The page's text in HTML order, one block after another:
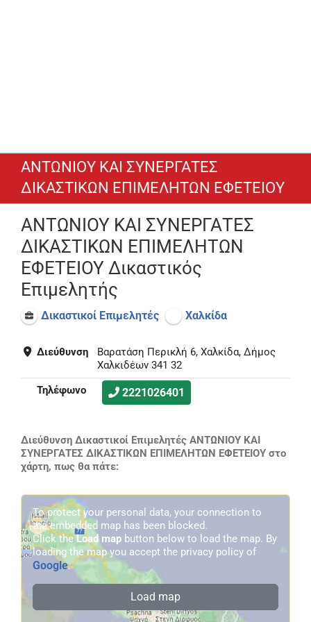
ΑΝΤΩΝΙΟΥ ΚΑΙ ΣΥΝΕΡΓΑΤΕΣ
ΔΙΚΑΣΤΙΚΩΝ ΕΠΙΜΕΛΗΤΩΝ ΕΦΕΤΕΙΟΥ
ΑΝΤΩΝΙΟΥ ΚΑΙ ΣΥΝΕΡΓΑΤΕΣ
ΔΙΚΑΣΤΙΚΩΝ ΕΠΙΜΕΛΗΤΩΝ
ΕΦΕΤΕΙΟΥ Δικαστικός
Επιμελητής
Δικαστικοί Επιμελητές Χαλκίδα
Διεύθυνση
Βαρατάση Περικλή 6, Χαλκίδα, Δήμος
Χαλκιδέων 341 32
Τηλέφωνο
2221026401
Διεύθυνση Δικαστικοί Επιμελητές ΑΝΤΩΝΙΟΥ ΚΑΙ
ΣΥΝΕΡΓΑΤΕΣ ΔΙΚΑΣΤΙΚΩΝ ΕΠΙΜΕΛΗΤΩΝ ΕΦΕΤΕΙΟΥ στο
χάρτη, πως θα πάτε:
To protect your personal data, your connection to
the embedded map has been blocked.
Click theLoad map button below to load the map. By
loading the map you accept the privacy policy of
Google.
Load map